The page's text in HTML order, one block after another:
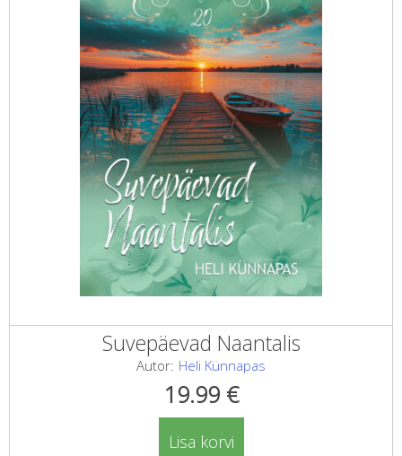
Suvepäevad Naantalis
Autor: Heli Künnapas
19.99 €
Lisa korvi